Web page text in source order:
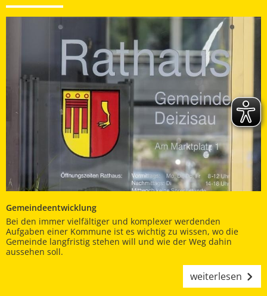
Gemeindeentwicklung
Bei den immer vielfältiger und komplexer werdenden
Aufgaben einer Kommune ist es wichtig zu wissen, wo die
Gemeinde langfristig stehen will und wie der Weg dahin
aussehen soll.
weiterlesen